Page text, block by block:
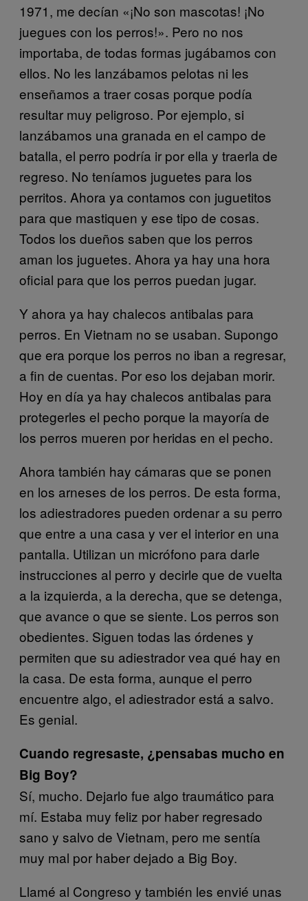
1971, me decían «¡No son mascotas! ¡No
juegues con los perros!». Pero no nos
importaba, de todas formas jugábamos con
ellos. No les lanzábamos pelotas ni les
enseñamos a traer cosas porque podía
resultar muy peligroso. Por ejemplo, si
lanzábamos una granada en el campo de
batalla, el perro podría ir por ella y traerla de
regreso. No teníamos juguetes para los
perritos. Ahora ya contamos con juguetitos
para que mastiquen y ese tipo de cosas.
Todos los dueños saben que los perros
aman los juguetes. Ahora ya hay una hora
oficial para que los perros puedan jugar.
Y ahora ya hay chalecos antibalas para
perros. En Vietnam no se usaban. Supongo
que era porque los perros no iban a regresar,
a fin de cuentas. Por eso los dejaban morir.
Hoy en día ya hay chalecos antibalas para
protegerles el pecho porque la mayoría de
los perros mueren por heridas en el pecho.
Ahora también hay cámaras que se ponen
en los arneses de los perros. De esta forma,
los adiestradores pueden ordenar a su perro
que entre a una casa y ver el interior en una
pantalla. Utilizan un micrófono para darle
instrucciones al perro y decirle que de vuelta
a la izquierda, a la derecha, que se detenga,
que avance o que se siente. Los perros son
obedientes. Siguen todas las órdenes y
permiten que su adiestrador vea qué hay en
la casa. De esta forma, aunque el perro
encuentre algo, el adiestrador está a salvo.
Es genial.
Cuando regresaste, ¿pensabas mucho en
Big Boy?
Sí, mucho. Dejarlo fue algo traumático para
mí. Estaba muy feliz por haber regresado
sano y salvo de Vietnam, pero me sentía
muy mal por haber dejado a Big Boy.
Llamé al Congreso y también les envié unas